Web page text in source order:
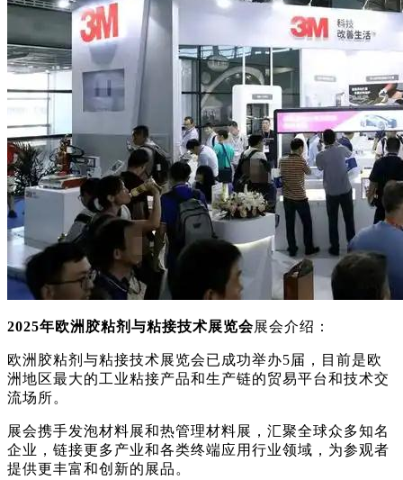
2025年欧洲胶粘剂与粘接技术展览会展会介绍：
欧洲胶粘剂与粘接技术展览会已成功举办5届，目前是欧
洲地区最大的工业粘接产品和生产链的贸易平台和技术交
流场所。
展会携手发泡材料展和热管理材料展，汇聚全球众多知名
企业，链接更多产业和各类终端应用行业领域，为参观者
提供更丰富和创新的展品。